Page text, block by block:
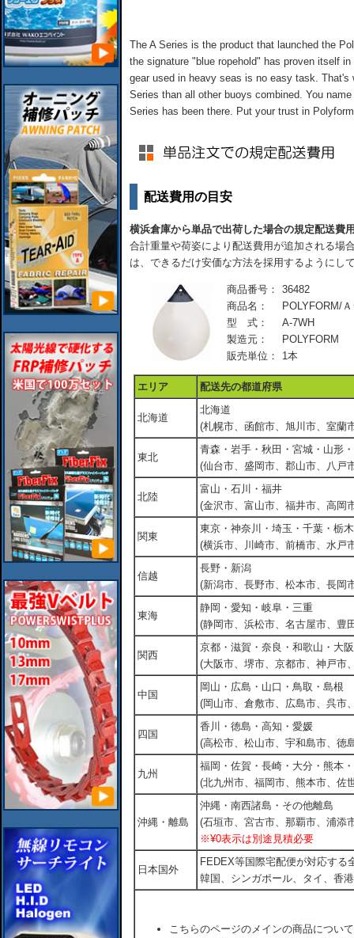
The A Series is the product that launched the
the signature "blue ropehold" has proven itself
gear used in heavy seas is no easy task. That's
Series than all other buoys combined. You
Series has been there. Put your trust in
配送費用の目安
横浜倉庫から単品で出荷した場合の規定配送費
合計重量や荷姿により配送費用が追加される場
は、できるだけ安価な方法を採用するようにし
商品番号：
36482
商品名：
POLYFORM/
型 式：
A-7WH
製造元：
POLYFORM
販売単位：
1本
エリア 配送先の都道府県
北海道
北海道
(札幌市、函館市、旭川市、室蘭
東北
青森・岩手・秋田・宮城・山形
(仙台市、盛岡市、郡山市、八戸
北陸
富山・石川・福井
(金沢市、富山市、福井市、高岡
関東
東京・神奈川・埼玉・千葉・栃
(横浜市、川崎市、前橋市、水戸
信越
長野・新潟
(新潟市、長野市、松本市、長岡
東海
静岡・愛知・岐阜・三重
(静岡市、浜松市、名古屋市、豊
関西
京都・滋賀・奈良・和歌山・大
(大阪市、堺市、京都市、神戸市
中国
岡山・広島・山口・鳥取・島根
(岡山市、倉敷市、広島市、呉市
四国
香川・徳島・高知・愛媛
(高松市、松山市、宇和島市、徳
九州
福岡・佐賀・長崎・大分・熊本
(北九州市、福岡市、熊本市、佐
沖縄・離島
沖縄・南西諸島・その他離島
(石垣市、宮古市、那覇市、浦添
※¥0表示は別途見積必要
日本国外
FEDEX等国際宅配便が対応す
韓国、シンガポール、タイ、香
こちらのページのメインの商品につい